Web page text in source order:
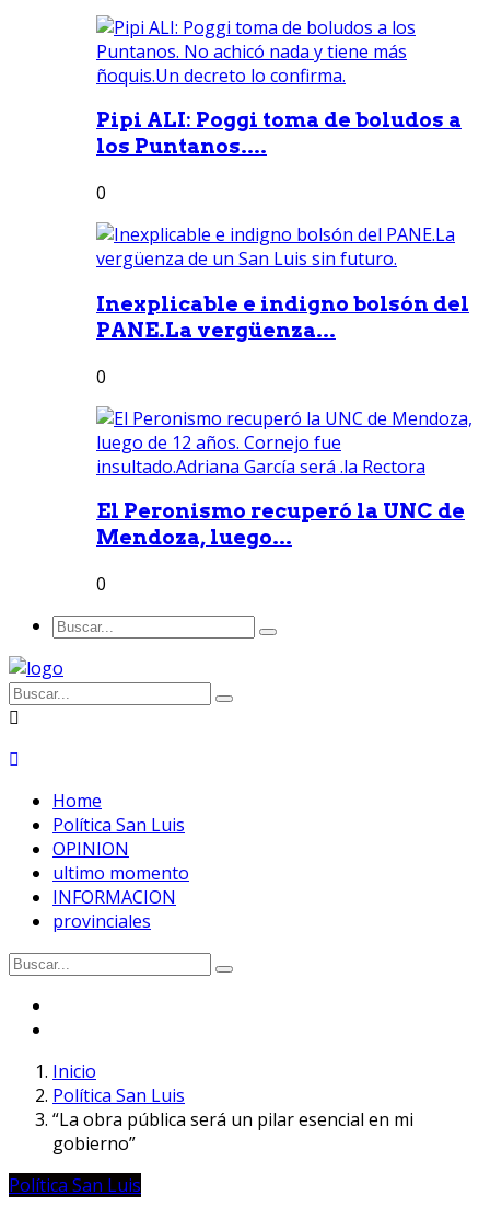
Pipi ALI: Poggi toma de boludos a
los Puntanos....
0
Inexplicable e indigno bolsón del
PANE.La vergüenza...
0
El Peronismo recuperó la UNC de
Mendoza, luego...
0
Home
Política San Luis
OPINION
ultimo momento
INFORMACION
provinciales
Inicio
Política San Luis
“La obra pública será un pilar esencial en mi
gobierno”
Política San Luis